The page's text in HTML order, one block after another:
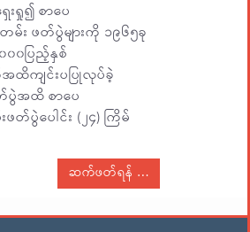
းရှု၍ စာပေ
မ်း ဖတ်ပွဲများကို ၁၉၆၅ခု
၀၀ပြည့်နှစ်
ထိကျင်းပပြုလုပ်ခဲ့
ပွဲအထိ စာပေ
တ်ပွဲပေါင်း (၂၄) ကြိမ်
ဆက်ဖတ်ရန်